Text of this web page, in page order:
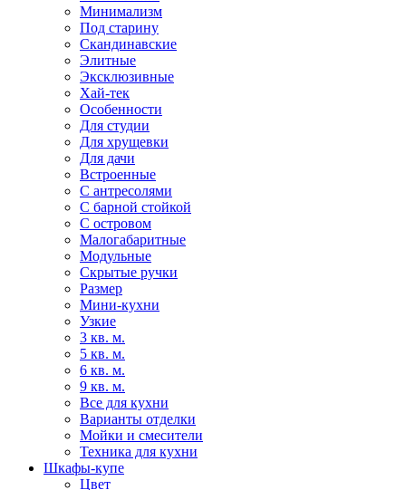
Минимализм
Под старину
Скандинавские
Элитные
Эксклюзивные
Хай-тек
Особенности
Для студии
Для хрущевки
Для дачи
Встроенные
С антресолями
С барной стойкой
С островом
Малогабаритные
Модульные
Скрытые ручки
Размер
Мини-кухни
Узкие
3 кв. м.
5 кв. м.
6 кв. м.
9 кв. м.
Все для кухни
Варианты отделки
Мойки и смесители
Техника для кухни
Шкафы-купе
Цвет